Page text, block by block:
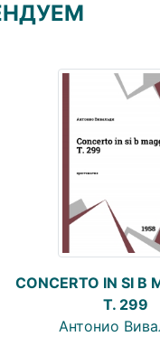
CONCERTO IN SI B
T. 299
Антонио